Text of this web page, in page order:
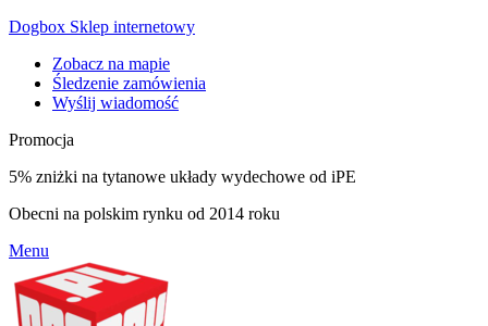
Dogbox Sklep internetowy
Zobacz na mapie
Śledzenie zamówienia
Wyślij wiadomość
Promocja
5% zniżki na tytanowe układy wydechowe od iPE
Obecni na polskim rynku od 2014 roku
Menu